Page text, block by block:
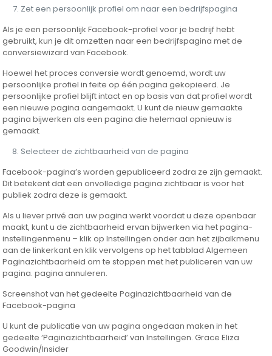
Zet een persoonlijk profiel om naar een bedrijfspagina
Als je een persoonlijk Facebook-profiel voor je bedrijf hebt
gebruikt, kun je dit omzetten naar een bedrijfspagina met de
conversiewizard van Facebook.
Hoewel het proces conversie wordt genoemd, wordt uw
persoonlijke profiel in feite op één pagina gekopieerd. Je
persoonlijke profiel blijft intact en op basis van dat profiel wordt
een nieuwe pagina aangemaakt. U kunt de nieuw gemaakte
pagina bijwerken als een pagina die helemaal opnieuw is
gemaakt.
Selecteer de zichtbaarheid van de pagina
Facebook-pagina’s worden gepubliceerd zodra ze zijn gemaakt.
Dit betekent dat een onvolledige pagina zichtbaar is voor het
publiek zodra deze is gemaakt.
Als u liever privé aan uw pagina werkt voordat u deze openbaar
maakt, kunt u de zichtbaarheid ervan bijwerken via het pagina-
instellingenmenu – klik op Instellingen onder aan het zijbalkmenu
aan de linkerkant en klik vervolgens op het tabblad Algemeen
Paginazichtbaarheid om te stoppen met het publiceren van uw
pagina. pagina annuleren.
Screenshot van het gedeelte Paginazichtbaarheid van de
Facebook-pagina
U kunt de publicatie van uw pagina ongedaan maken in het
gedeelte ‘Paginazichtbaarheid’ van Instellingen. Grace Eliza
Goodwin/Insider